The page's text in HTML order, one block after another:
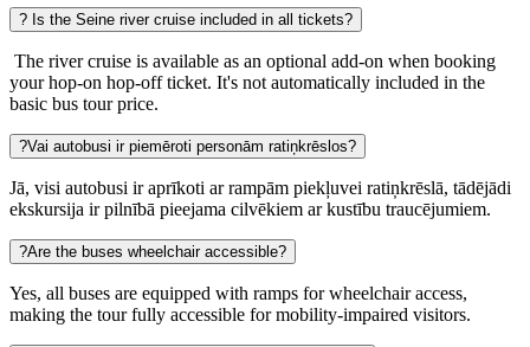
? Is the Seine river cruise included in all tickets?
The river cruise is available as an optional add-on when booking
your hop-on hop-off ticket. It's not automatically included in the
basic bus tour price.
?Vai autobusi ir piemēroti personām ratiņkrēslos?
Jā, visi autobusi ir aprīkoti ar rampām piekļuvei ratiņkrēslā, tādējādi
ekskursija ir pilnībā pieejama cilvēkiem ar kustību traucējumiem.
?Are the buses wheelchair accessible?
Yes, all buses are equipped with ramps for wheelchair access,
making the tour fully accessible for mobility-impaired visitors.